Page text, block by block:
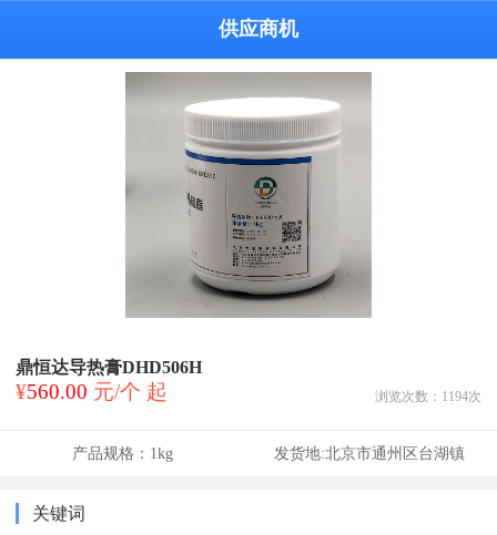
供应商机
鼎恒达导热膏DHD506H
¥560.00 元/个 起 浏览次数： 1194次
产品规格： 1kg 发货地:北京市通州区台湖镇
关键词